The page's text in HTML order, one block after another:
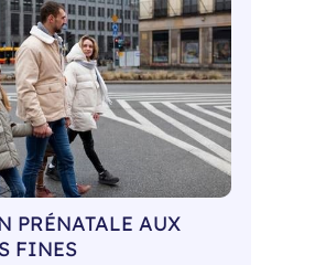
PRÉNATALE AUX
FINES